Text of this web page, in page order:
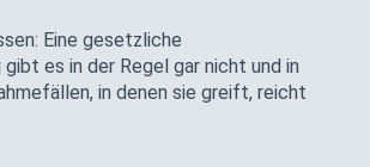
Eine gesetzliche
es in der Regel gar nicht und in
in denen sie greift, reicht